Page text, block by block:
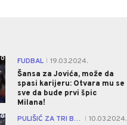
0 FUDBAL
19.03.2024.
Šansa za Jovića, može da
spasi karijeru: Otvara mu se
sve da bude prvi špic
Milana!
0 PULIŠIĆ ZA TRI BODA
10.03.2024.